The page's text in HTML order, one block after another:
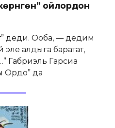
ойлордон
деди. Ооба, — дедим
алдыга баратат,
Габриэль Гарсиа
Ордо” да